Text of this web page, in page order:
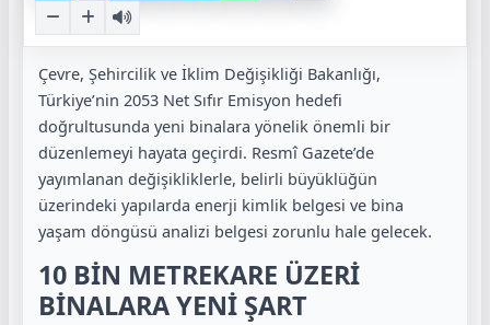
Çevre, Şehircilik ve İklim Değişikliği Bakanlığı,
Türkiye’nin 2053 Net Sıfır Emisyon hedefi
doğrultusunda yeni binalara yönelik önemli bir
düzenlemeyi hayata geçirdi. Resmî Gazete’de
yayımlanan değişikliklerle, belirli büyüklüğün
üzerindeki yapılarda enerji kimlik belgesi ve bina
yaşam döngüsü analizi belgesi zorunlu hale gelecek.
10 BİN METREKARE ÜZERİ
BİNALARA YENİ ŞART